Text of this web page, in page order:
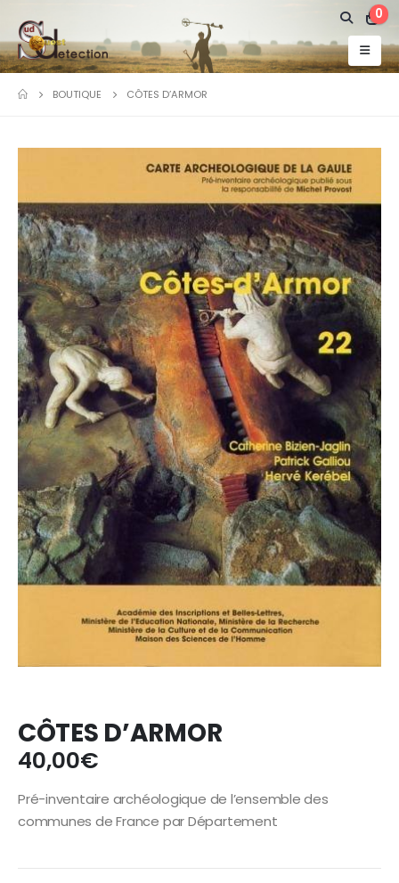
0
BOUTIQUE CÔTES D’ARMOR
CÔTES D’ARMOR
40,00€
Pré-inventaire archéologique de l’ensemble des
communes de France par Département